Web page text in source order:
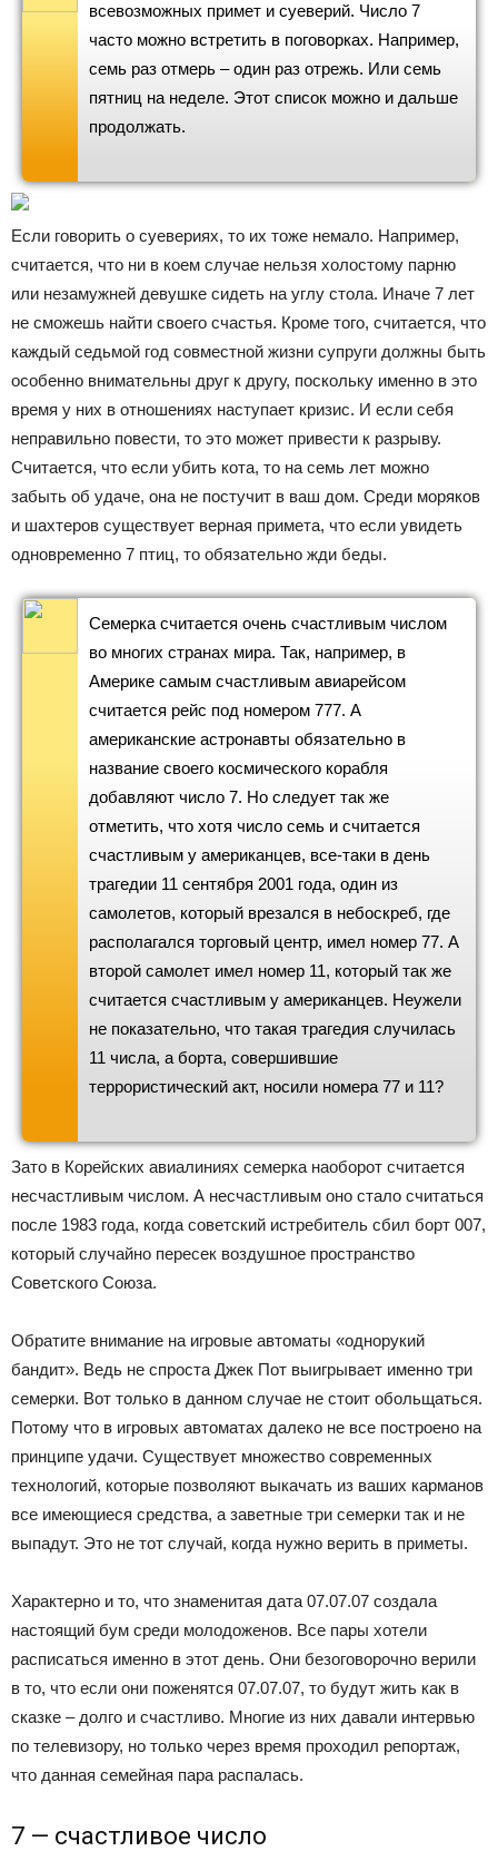
всевозможных примет и суеверий. Число 7
часто можно встретить в поговорках. Например,
семь раз отмерь – один раз отрежь. Или семь
пятниц на неделе. Этот список можно и дальше
продолжать.
Если говорить о суевериях, то их тоже немало. Например,
считается, что ни в коем случае нельзя холостому парню
или незамужней девушке сидеть на углу стола. Иначе 7 лет
не сможешь найти своего счастья. Кроме того, считается, что
каждый седьмой год совместной жизни супруги должны быть
особенно внимательны друг к другу, поскольку именно в это
время у них в отношениях наступает кризис. И если себя
неправильно повести, то это может привести к разрыву.
Считается, что если убить кота, то на семь лет можно
забыть об удаче, она не постучит в ваш дом. Среди моряков
и шахтеров существует верная примета, что если увидеть
одновременно 7 птиц, то обязательно жди беды.
Семерка считается очень счастливым числом
во многих странах мира. Так, например, в
Америке самым счастливым авиарейсом
считается рейс под номером 777. А
американские астронавты обязательно в
название своего космического корабля
добавляют число 7. Но следует так же
отметить, что хотя число семь и считается
счастливым у американцев, все-таки в день
трагедии 11 сентября 2001 года, один из
самолетов, который врезался в небоскреб, где
располагался торговый центр, имел номер 77. А
второй самолет имел номер 11, который так же
считается счастливым у американцев. Неужели
не показательно, что такая трагедия случилась
11 числа, а борта, совершившие
террористический акт, носили номера 77 и 11?
Зато в Корейских авиалиниях семерка наоборот считается
несчастливым числом. А несчастливым оно стало считаться
после 1983 года, когда советский истребитель сбил борт 007,
который случайно пересек воздушное пространство
Советского Союза.
Обратите внимание на игровые автоматы «однорукий
бандит». Ведь не спроста Джек Пот выигрывает именно три
семерки. Вот только в данном случае не стоит обольщаться.
Потому что в игровых автоматах далеко не все построено на
принципе удачи. Существует множество современных
технологий, которые позволяют выкачать из ваших карманов
все имеющиеся средства, а заветные три семерки так и не
выпадут. Это не тот случай, когда нужно верить в приметы.
Характерно и то, что знаменитая дата 07.07.07 создала
настоящий бум среди молодоженов. Все пары хотели
расписаться именно в этот день. Они безоговорочно верили
в то, что если они поженятся 07.07.07, то будут жить как в
сказке – долго и счастливо. Многие из них давали интервью
по телевизору, но только через время проходил репортаж,
что данная семейная пара распалась.
7 — счастливое число